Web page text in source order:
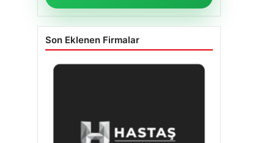
Son Eklenen Firmalar